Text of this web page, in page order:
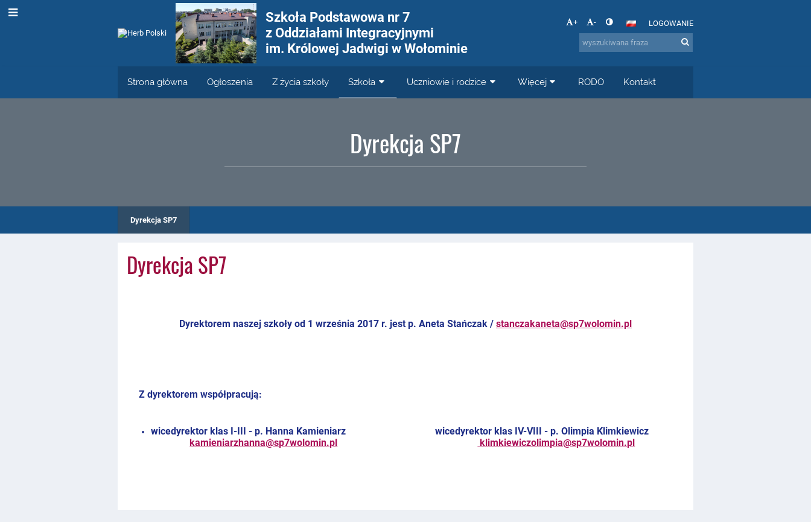
Szkoła Podstawowa nr 7
z Oddziałami Integracyjnymi
im. Królowej Jadwigi w Wołominie
+ - LOGOWANIE
Strona główna Ogłoszenia Z życia szkoły Szkoła Uczniowie i rodzice Więcej RODO Kontakt
Dyrekcja SP7
Dyrekcja SP7
Dyrekcja SP7
Dyrektorem naszej szkoły od 1 września 2017 r. jest p. Aneta Stańczak / stanczakaneta@sp7wolomin.pl
Z dyrektorem współpracują:
wicedyrektor klas I-III - p. Hanna Kamieniarz wicedyrektor klas IV-VIII - p. Olimpia Klimkiewicz
kamieniarzhanna@sp7wolomin.pl
klimkiewiczolimpia@sp7wolomin.pl